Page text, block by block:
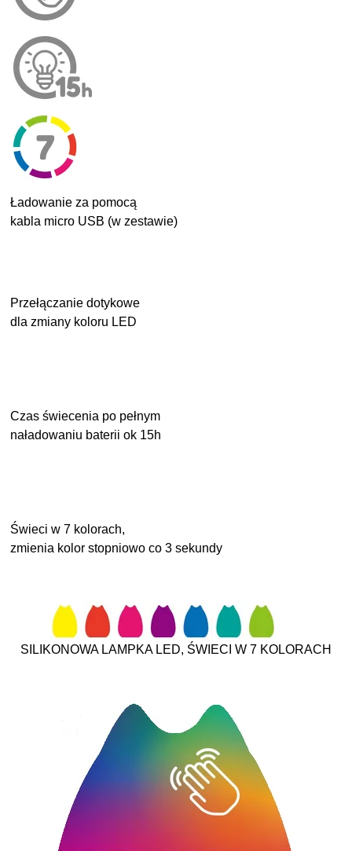
Ładowanie za pomocą
kabla micro USB (w zestawie)
Przełączanie dotykowe
dla zmiany koloru LED
Czas świecenia po pełnym
naładowaniu baterii ok 15h
Świeci w 7 kolorach,
zmienia kolor stopniowo co 3 sekundy
SILIKONOWA LAMPKA LED, ŚWIECI W 7 KOLORACH